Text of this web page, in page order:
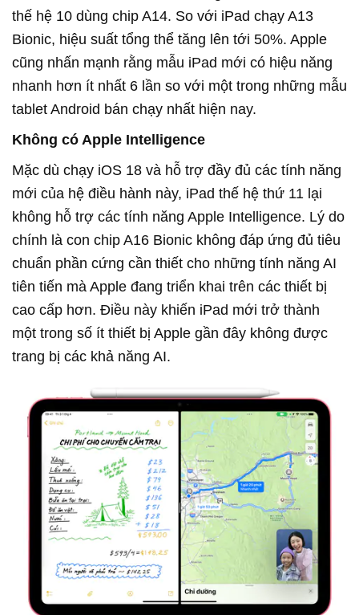
thế hệ 10 dùng chip A14. So với iPad chạy A13
Bionic, hiệu suất tổng thể tăng lên tới 50%. Apple
cũng nhấn mạnh rằng mẫu iPad mới có hiệu năng
nhanh hơn ít nhất 6 lần so với một trong những mẫu
tablet Android bán chạy nhất hiện nay.
Không có Apple Intelligence
Mặc dù chạy iOS 18 và hỗ trợ đầy đủ các tính năng
mới của hệ điều hành này, iPad thế hệ thứ 11 lại
không hỗ trợ các tính năng Apple Intelligence. Lý do
chính là con chip A16 Bionic không đáp ứng đủ tiêu
chuẩn phần cứng cần thiết cho những tính năng AI
tiên tiến mà Apple đang triển khai trên các thiết bị
cao cấp hơn. Điều này khiến iPad mới trở thành
một trong số ít thiết bị Apple gần đây không được
trang bị các khả năng AI.